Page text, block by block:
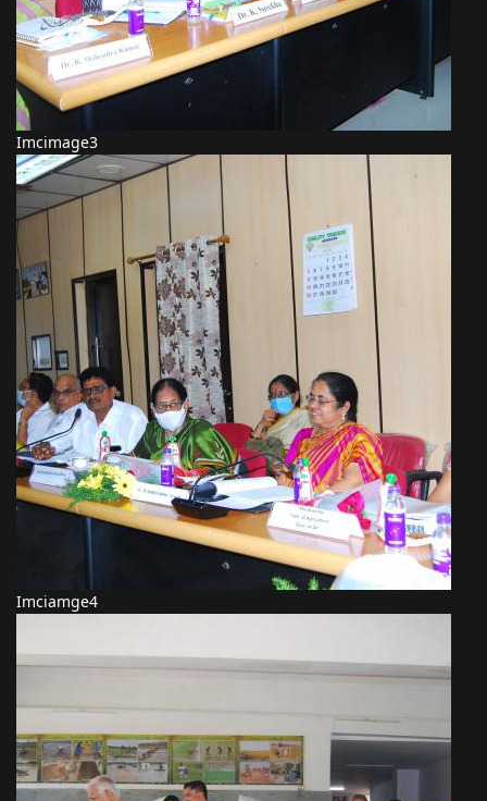
Imcimage3
Imciamge4